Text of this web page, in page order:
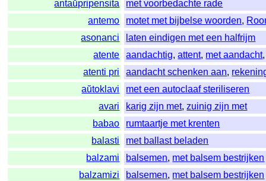
antaŭpripensita
met voorbedachte rade
antemo
motet met bijbelse woorden,
asonanci
laten eindigen met een halfrijm
atente
aandachtig,attent, met aandacht
atenti pri
aandacht schenken aan,
aŭtoklavi
met een autoclaaf steriliseren
avari
karig zijn met,zuinig zijn met
babao
rumtaartje met krenten
balasti
met ballast beladen
balzami
balsemen, met balsem bestrijken
balzamizi
balsemen, met balsem bestrijken